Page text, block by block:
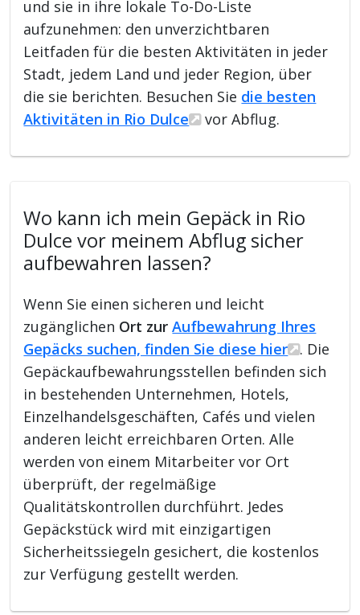
und sie in ihre lokale To-Do-Liste
aufzunehmen: den unverzichtbaren
Leitfaden für die besten Aktivitäten in jeder
Stadt, jedem Land und jeder Region, über
die sie berichten. Besuchen Sie die besten
Aktivitäten in Rio Dulce
vor Abflug.
Wo kann ich mein Gepäck in Rio
Dulce vor meinem Abflug sicher
aufbewahren lassen?
Wenn Sie einen sicheren und leicht
zugänglichen Ort zurAufbewahrung Ihres
Gepäcks suchen, finden Sie diese hier
. Die
Gepäckaufbewahrungsstellen befinden sich
in bestehenden Unternehmen, Hotels,
Einzelhandelsgeschäften, Cafés und vielen
anderen leicht erreichbaren Orten. Alle
werden von einem Mitarbeiter vor Ort
überprüft, der regelmäßige
Qualitätskontrollen durchführt. Jedes
Gepäckstück wird mit einzigartigen
Sicherheitssiegeln gesichert, die kostenlos
zur Verfügung gestellt werden.